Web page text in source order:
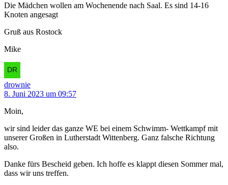
Die Mädchen wollen am Wochenende nach Saal. Es sind 14-16
Knoten angesagt
Gruß aus Rostock
Mike
drownie
8. Juni 2023 um 09:57
Moin,
wir sind leider das ganze WE bei einem Schwimm- Wettkampf mit
unserer Großen in Lutherstadt Wittenberg. Ganz falsche Richtung
also.
Danke fürs Bescheid geben. Ich hoffe es klappt diesen Sommer mal,
dass wir uns treffen.